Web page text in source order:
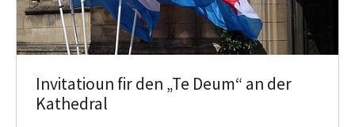
Invitatioun fir den „Te Deum“ an der
Kathedral